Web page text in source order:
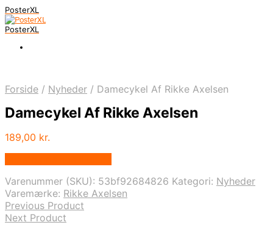
PosterXL
PosterXL
Forside / Nyheder / Damecykel Af Rikke Axelsen
Damecykel Af Rikke Axelsen
189,00 kr.
Varenummer (SKU): 53bf92684826 Kategori: Nyheder
Varemærke: Rikke Axelsen
Previous Product
Next Product